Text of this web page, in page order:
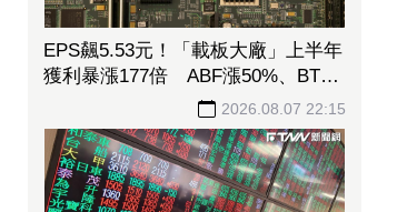
EPS飆5.53元！「載板大廠」上半年
獲利暴漲177倍 ABF漲50%、BT漲
2026.08.07 22:15